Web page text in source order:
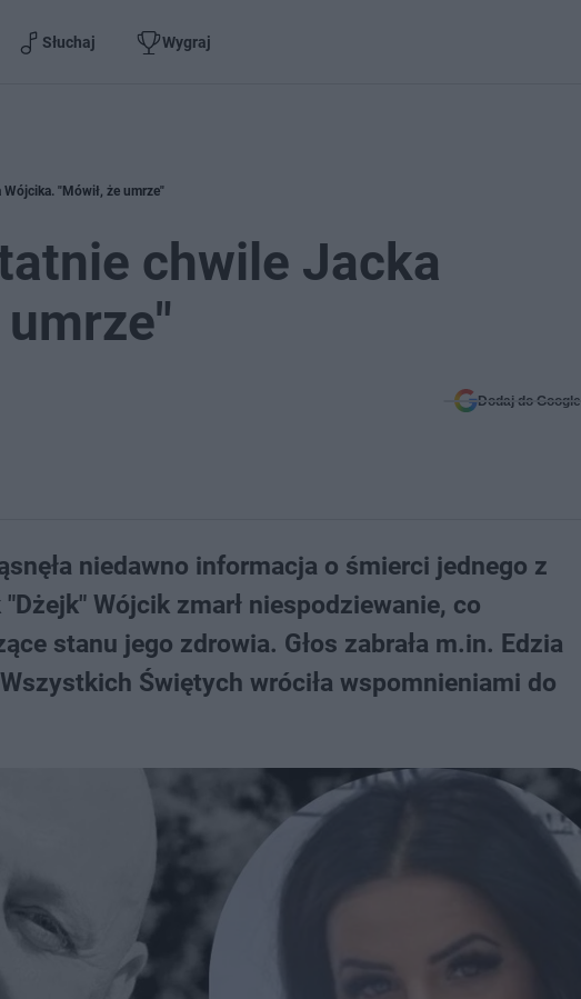
Słuchaj Wygraj
"Mówił, że umrze"
chwile Jacka
Dodaj do Google
niedawno informacja o śmierci jednego z
Wójcik zmarł niespodziewanie, co
stanu jego zdrowia. Głos zabrała m.in. Edzia
Świętych wróciła wspomnieniami do